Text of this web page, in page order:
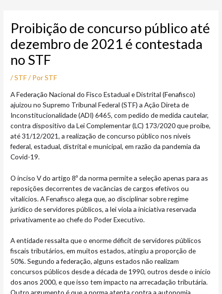
conteúdo
Proibição de concurso público até
dezembro de 2021 é contestada
no STF
/STF/ PorSTF
A Federação Nacional do Fisco Estadual e Distrital (Fenafisco)
ajuizou no Supremo Tribunal Federal (STF) a Ação Direta de
Inconstitucionalidade (ADI) 6465, com pedido de medida cautelar,
contra dispositivo da Lei Complementar (LC) 173/2020 que proíbe,
até 31/12/2021, a realização de concurso público nos níveis
federal, estadual, distrital e municipal, em razão da pandemia da
Covid-19.
O inciso V do artigo 8º da norma permite a seleção apenas para as
reposições decorrentes de vacâncias de cargos efetivos ou
vitalícios. A Fenafisco alega que, ao disciplinar sobre regime
jurídico de servidores públicos, a lei viola a iniciativa reservada
privativamente ao chefe do Poder Executivo.
A entidade ressalta que o enorme déficit de servidores públicos
fiscais tributários, em muitos estados, atingiu a proporção de
50%. Segundo a federação, alguns estados não realizam
concursos públicos desde a década de 1990, outros desde o início
dos anos 2000, e que isso tem impacto na arrecadação tributária.